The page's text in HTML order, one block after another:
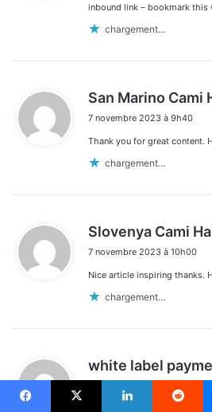
inbound link – bookmark this
chargement…
San Marino Cami
7 novembre 2023 à 9h40
Thank you for great content.
chargement…
Slovenya Cami
7 novembre 2023 à 10h00
Nice article inspiring thanks.
chargement…
white label